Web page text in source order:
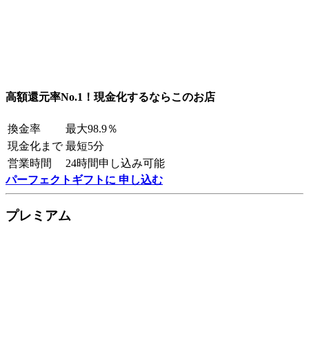
高額還元率No.1！現金化するならこのお店
換金率
最大98.9％
現金化まで 最短5分
営業時間
24時間申し込み可能
パーフェクトギフトに 申し込む
プレミアム